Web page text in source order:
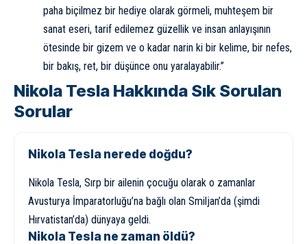
paha biçilmez bir hediye olarak görmeli, muhteşem bir
sanat eseri, tarif edilemez güzellik ve insan anlayışının
ötesinde bir gizem ve o kadar narin ki bir kelime, bir nefes,
bir bakış, ret, bir düşünce onu yaralayabilir.”
Nikola Tesla Hakkında Sık Sorulan
Sorular
Nikola Tesla nerede doğdu?
Nikola Tesla, Sırp bir ailenin çocuğu olarak o zamanlar
Avusturya İmparatorluğu’na bağlı olan Smiljan’da (şimdi
Hırvatistan’da) dünyaya geldi.
Nikola Tesla ne zaman öldü?